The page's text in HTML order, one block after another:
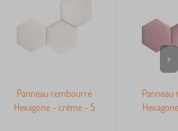
Panneau rembourré
Hexagone - crème - S
>